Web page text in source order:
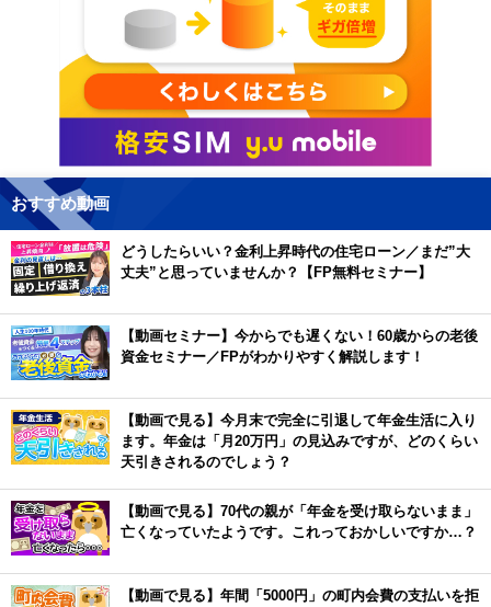
おすすめ動画
どうしたらいい？金利上昇時代の住宅ローン／まだ”大
丈夫”と思っていませんか？【FP無料セミナー】
【動画セミナー】今からでも遅くない！60歳からの老後
資金セミナー／FPがわかりやすく解説します！
【動画で見る】今月末で完全に引退して年金生活に入り
ます。年金は「月20万円」の見込みですが、どのくらい
天引きされるのでしょう？
【動画で見る】70代の親が「年金を受け取らないまま」
亡くなっていたようです。これっておかしいですか…？
【動画で見る】年間「5000円」の町内会費の支払いを拒